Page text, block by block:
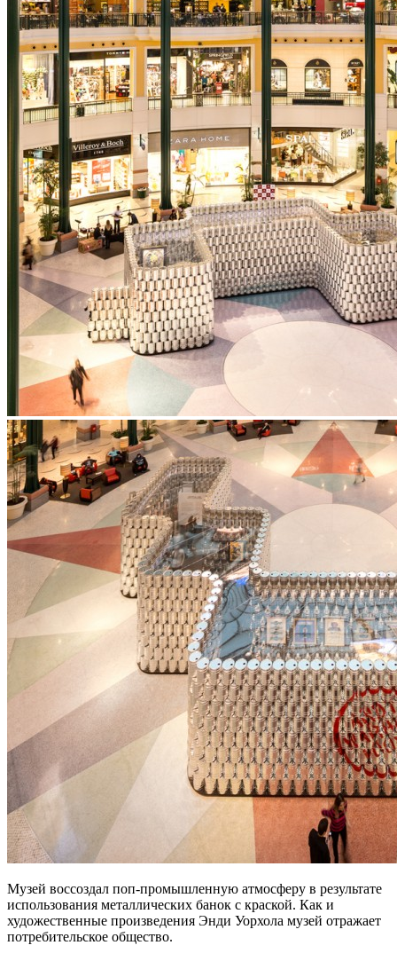
Музей воссоздал поп-промышленную атмосферу в результате
использования металлических банок с краской. Как и
художественные произведения Энди Уорхола музей отражает
потребительское общество.